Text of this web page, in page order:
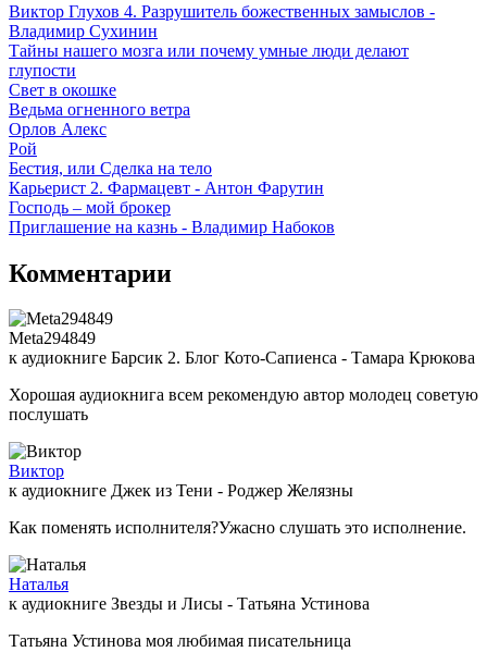
Виктор Глухов 4. Разрушитель божественных замыслов -
Владимир Сухинин
Тайны нашего мозга или почему умные люди делают
глупости
Свет в окошке
Ведьма огненного ветра
Орлов Алекс
Рой
Бестия, или Сделка на тело
Карьерист 2. Фармацевт - Антон Фарутин
Господь – мой брокер
Приглашение на казнь - Владимир Набоков
Комментарии
Meta294849
к аудиокниге Барсик 2. Блог Кото-Сапиенса - Тамара Крюкова
Хорошая аудиокнига всем рекомендую автор молодец советую
послушать
Виктор
к аудиокниге Джек из Тени - Роджер Желязны
Как поменять исполнителя?Ужасно слушать это исполнение.
Наталья
к аудиокниге Звезды и Лисы - Татьяна Устинова
Татьяна Устинова моя любимая писательница